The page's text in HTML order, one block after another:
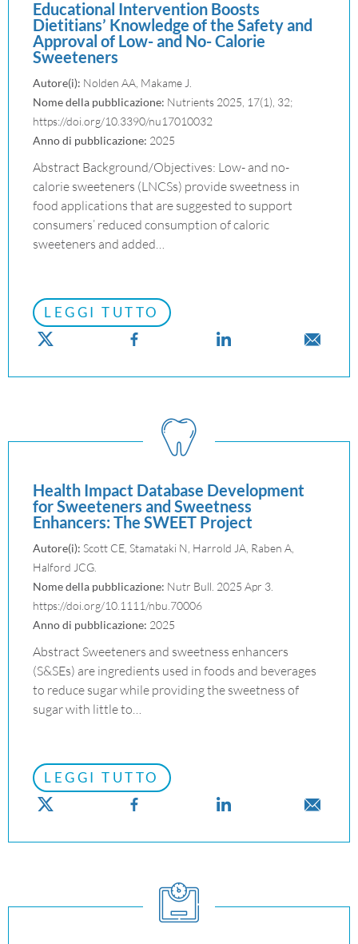
Educational Intervention Boosts
Dietitians’ Knowledge of the Safety and
Approval of Low- and No- Calorie
Sweeteners
Autore(i): Nolden AA, Makame J.
Nome della pubblicazione: Nutrients 2025, 17(1), 32;
https://doi.org/10.3390/nu17010032
Anno di pubblicazione: 2025
Abstract Background/Objectives: Low- and no-
calorie sweeteners (LNCSs) provide sweetness in
food applications that are suggested to support
consumers’ reduced consumption of caloric
sweeteners and added…
LEGGI TUTTO
Health Impact Database Development
for Sweeteners and Sweetness
Enhancers: The SWEET Project
Autore(i): Scott CE, Stamataki N, Harrold JA, Raben A,
Halford JCG.
Nome della pubblicazione: Nutr Bull. 2025 Apr 3.
https://doi.org/10.1111/nbu.70006
Anno di pubblicazione: 2025
Abstract Sweeteners and sweetness enhancers
(S&SEs) are ingredients used in foods and beverages
to reduce sugar while providing the sweetness of
sugar with little to…
LEGGI TUTTO